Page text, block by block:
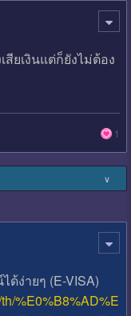
ยเงินแต่ก็ยังไม่ต้อง
1
∨
ง่ายๆ (E-VISA)
%E0%B8%AD%E